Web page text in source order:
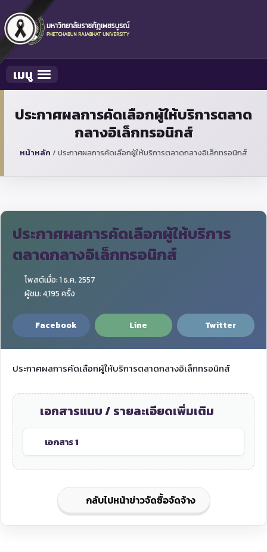
Toggle navigation
เมนู
ประกาศผลการคัดเลือกผู้ให้บริการตลาด
กลางอิเล็กทรอนิกส์
หน้าหลัก / ประกาศผลการคัดเลือกผู้ให้บริการตลาดกลางอิเล็กทรอนิกส์
ประกาศผลการคัดเลือกผู้ให้บริการ
ตลาดกลางอิเล็กทรอนิกส์
โพสต์เมื่อ: 1 ธ.ค. 2557
ผู้ชม: 4,195 ครั้ง
Facebook Line Twitter
ประกาศผลการคัดเลือกผู้ให้บริการตลาดกลางอิเล็กทรอนิกส์
เอกสารแนบ / รายละเอียดเพิ่มเติม
เอกสาร 1
กลับไปหน้าข่าวจัดซื้อจัดจ้าง